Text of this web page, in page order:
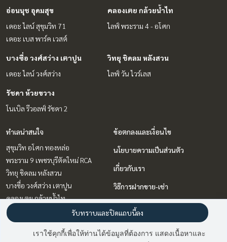
อ่อนนุช อุดมสุข
เดอะ ไลน์ สุขุมวิท 71
เดอะ เบส พาร์ค เวสต์
คลองเตย กล้วยน้ำไท
ไลฟ์ พระราม 4 - อโศก
บางซื่อ วงศ์สว่าง เตาปูน
เดอะ ไลน์ วงศ์สว่าง
วิทยุ ชิดลม หลังสวน
ไลฟ์ วัน ไวร์เลส
รัชดา ห้วยขวาง
โนเบิล รีวอลฟ์ รัชดา 2
ทำเลน่าสนใจ
สุขุมวิท อโศก ทองหล่อ
พระราม 9 เพชรบุรีตัดใหม่ RCA
วิทยุ ชิดลม หลังสวน
บางซื่อ วงศ์สว่าง เตาปูน
คลองเตย กล้วยน้ำไท
แจ้งวัฒนะ เมืองทอง
บางนา แบริ่ง ลาซาล
รัชดา ห้วยขวาง
ข้อตกลงและเงื่อนไข
นโยบายความเป็นส่วนตัว
เกี่ยวกับเรา
วิธีการฝากขาย-เช่า
ติดต่อ
เราใช้คุกกี้เพื่อให้ท่านได้ข้อมูลที่ต้องการ แสดงเนื้อหาและ
รับทราบและปิดแถบนี้ลง